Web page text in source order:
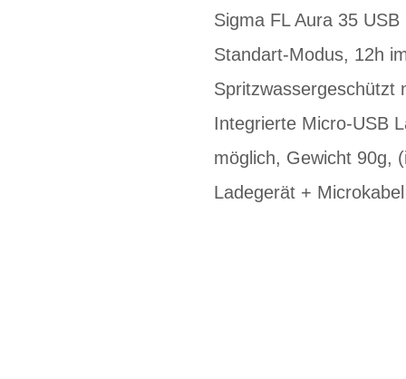
Sigma FL Aura 35
Standart-Modus, 12h
Spritzwassergeschützt
Integrierte Micro-USB
möglich, Gewicht 90g,
Ladegerät +